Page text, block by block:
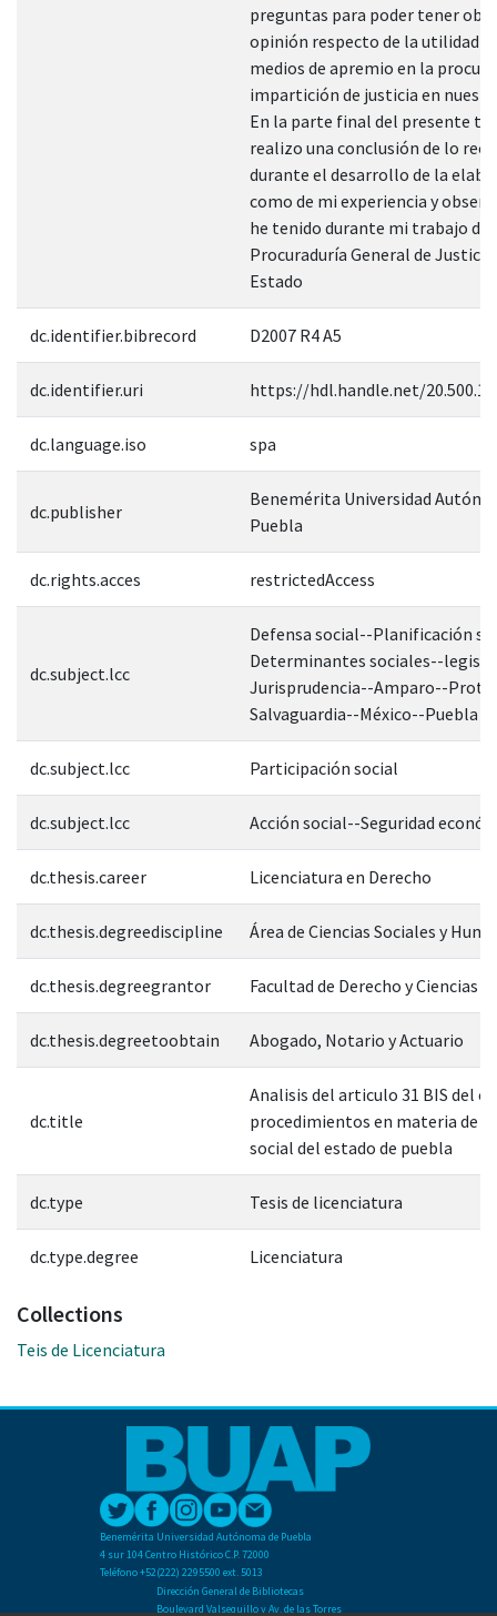
preguntas para poder tener
opinión respecto de la utilidad
medios de apremio en la
impartición de justicia en
En la parte final del presente
realizo una conclusión de lo
durante el desarrollo de la
como de mi experiencia y
he tenido durante mi trabajo
Procuraduría General de
Estado
dc.identifier.bibrecord D2007 R4 A5
dc.identifier.uri https://hdl.handle.net/
dc.language.iso spa
dc.publisher
Benemérita Universidad
Puebla
dc.rights.acces restrictedAccess
dc.subject.lcc
Defensa social--Planificación
Determinantes sociales--
Jurisprudencia--Amparo--
Salvaguardia--México--Puebla
dc.subject.lcc Participación social
dc.subject.lcc Acción social--Seguridad
dc.thesis.career Licenciatura en Derecho
dc.thesis.degreediscipline Área de Ciencias Sociales y
dc.thesis.degreegrantor Facultad de Derecho y Ciencias
dc.thesis.degreetoobtain Abogado, Notario y Actuario
dc.title
Analisis del articulo 31 BIS del
procedimientos en materia de
social del estado de puebla
dc.type Tesis de licenciatura
dc.type.degree Licenciatura
Collections
Teis de Licenciatura
Benemérita Universidad Autónoma de Puebla
4 sur 104 Centro Histórico C.P. 72000
Teléfono +52(222) 2295500 ext. 5013
Dirección General de Bibliotecas
Boulevard Valsequillo y Av. de las Torres